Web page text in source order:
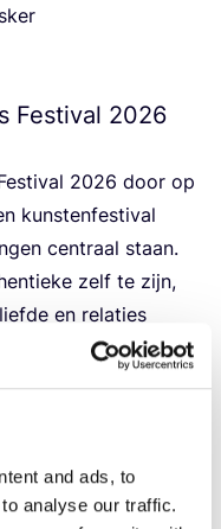
and ads, to
analyse our traffic.
Festival 2026
2026 door op
kun­sten­fes­ti­val
cen­traal staan.
zelf te zijn,
en rela­ties
(loka­le) queer cre­
…
loca­ties in het cen­